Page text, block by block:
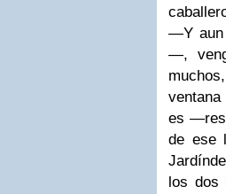
—Y aun
—,
ventana
es
de ese
los dos